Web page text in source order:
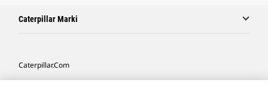
Caterpillar Marki
Caterpillar.com